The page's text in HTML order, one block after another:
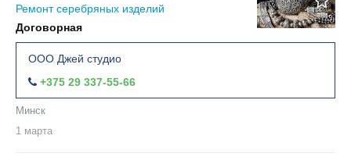
Ремонт серебряных изделий
Договорная
ООО Джей студио
+375 29 337-55-66
Минск
1 марта